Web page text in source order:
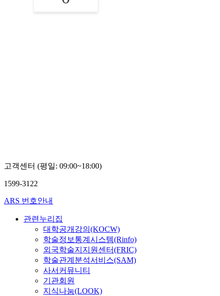
고객센터 (평일: 09:00~18:00)
1599-3122
ARS 번호안내
관련누리집
대학공개강의(KOCW)
학술정보통계시스템(Rinfo)
외국학술지지원센터(FRIC)
학술관계분석서비스(SAM)
사서커뮤니티
기관회원
지식나눔(LOOK)